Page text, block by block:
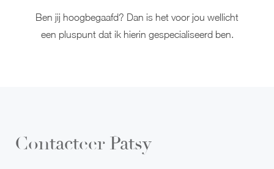
Ben jij hoogbegaafd? Dan is het voor jou wellicht
een pluspunt dat ik hierin gespecialiseerd ben.
Contacteer Patsy